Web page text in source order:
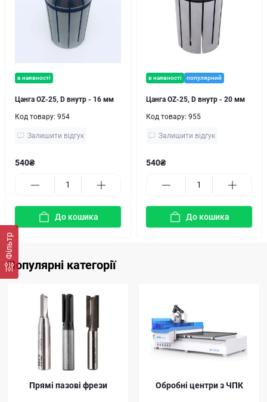
Фільтр
в наявності
Цанга OZ-25, D внутр - 16 мм
Код товару: 954
Залишити відгук
540₴
До кошика
в наявності популярний
Цанга OZ-25, D внутр - 20 мм
Код товару: 955
Залишити відгук
540₴
До кошика
Популярні категорії
Прямі пазові фрези Обробні центри з ЧПК